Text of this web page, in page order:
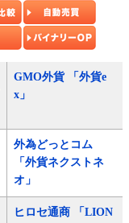
GMO外貨 「外貨e
x」
外為どっとコム
「外貨ネクストネ
オ」
ヒロセ通商 「LION